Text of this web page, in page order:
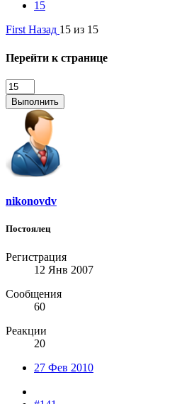
15
First Назад 15 из 15
Перейти к странице
Выполнить
nikonovdv
Постоялец
Регистрация
12 Янв 2007
Сообщения
60
Реакции
20
27 Фев 2010